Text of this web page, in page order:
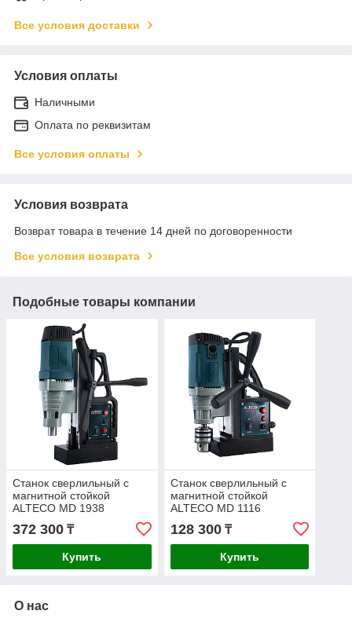
Все условия доставки
Условия оплаты
Наличными
Оплата по реквизитам
Все условия оплаты
Условия возврата
Возврат товара в течение 14 дней по договоренности
Все условия возврата
Подобные товары компании
Станок сверлильный с
магнитной стойкой
ALTECO MD 1938
372 300 ₸
Купить
Станок сверлильный с
магнитной стойкой
ALTECO MD 1116
128 300₸
Купить
О нас